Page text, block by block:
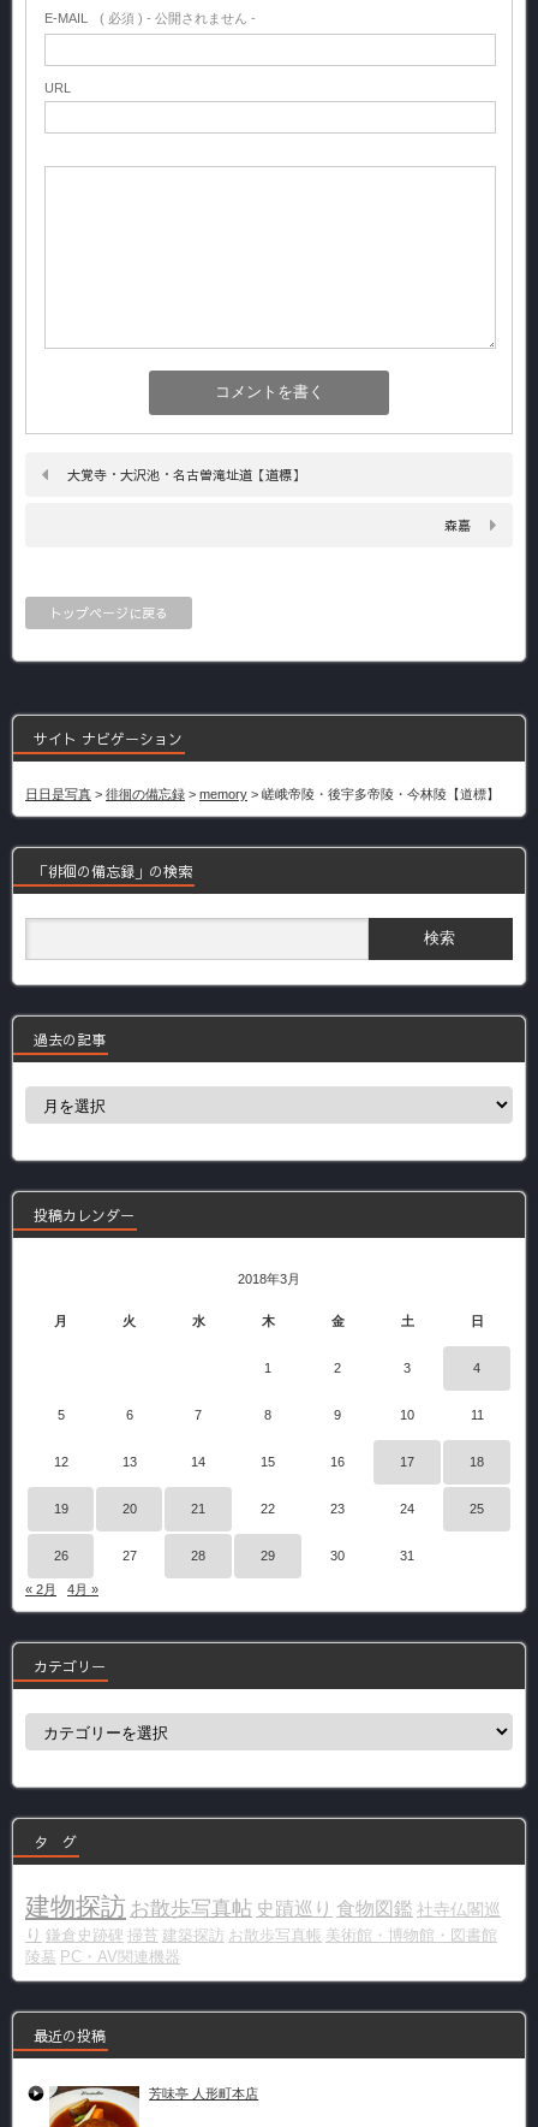
E-MAIL ( 必須 ) - 公開されません -
URL
大覚寺・大沢池・名古曽滝址道【道標】
森嘉
トップページに戻る
サイト ナビゲーション
日日是写真 > 徘徊の備忘録 > memory > 嵯峨帝陵・後宇多帝陵・今林陵【道標】
「徘徊の備忘録」の検索
過去の記事
過
事
投稿カレンダー
2018年3月
月 火 水 木 金 土 日
1 2 3 4
5 6 7 8 9 10 11
12 13 14 15 16 17 18
19 20 21 22 23 24 25
26 27 28 29 30 31
« 2月 4月 »
カテゴリー
カ
ー
タ グ
建物探訪 お散歩写真帖 史蹟巡り 食物図鑑 社寺仏閣巡
り 鎌倉史跡碑 掃苔 建築探訪 お散歩写真帳 美術館・博物館・図書館
陵墓 PC・AV関連機器
最近の投稿
芳味亭 人形町本店